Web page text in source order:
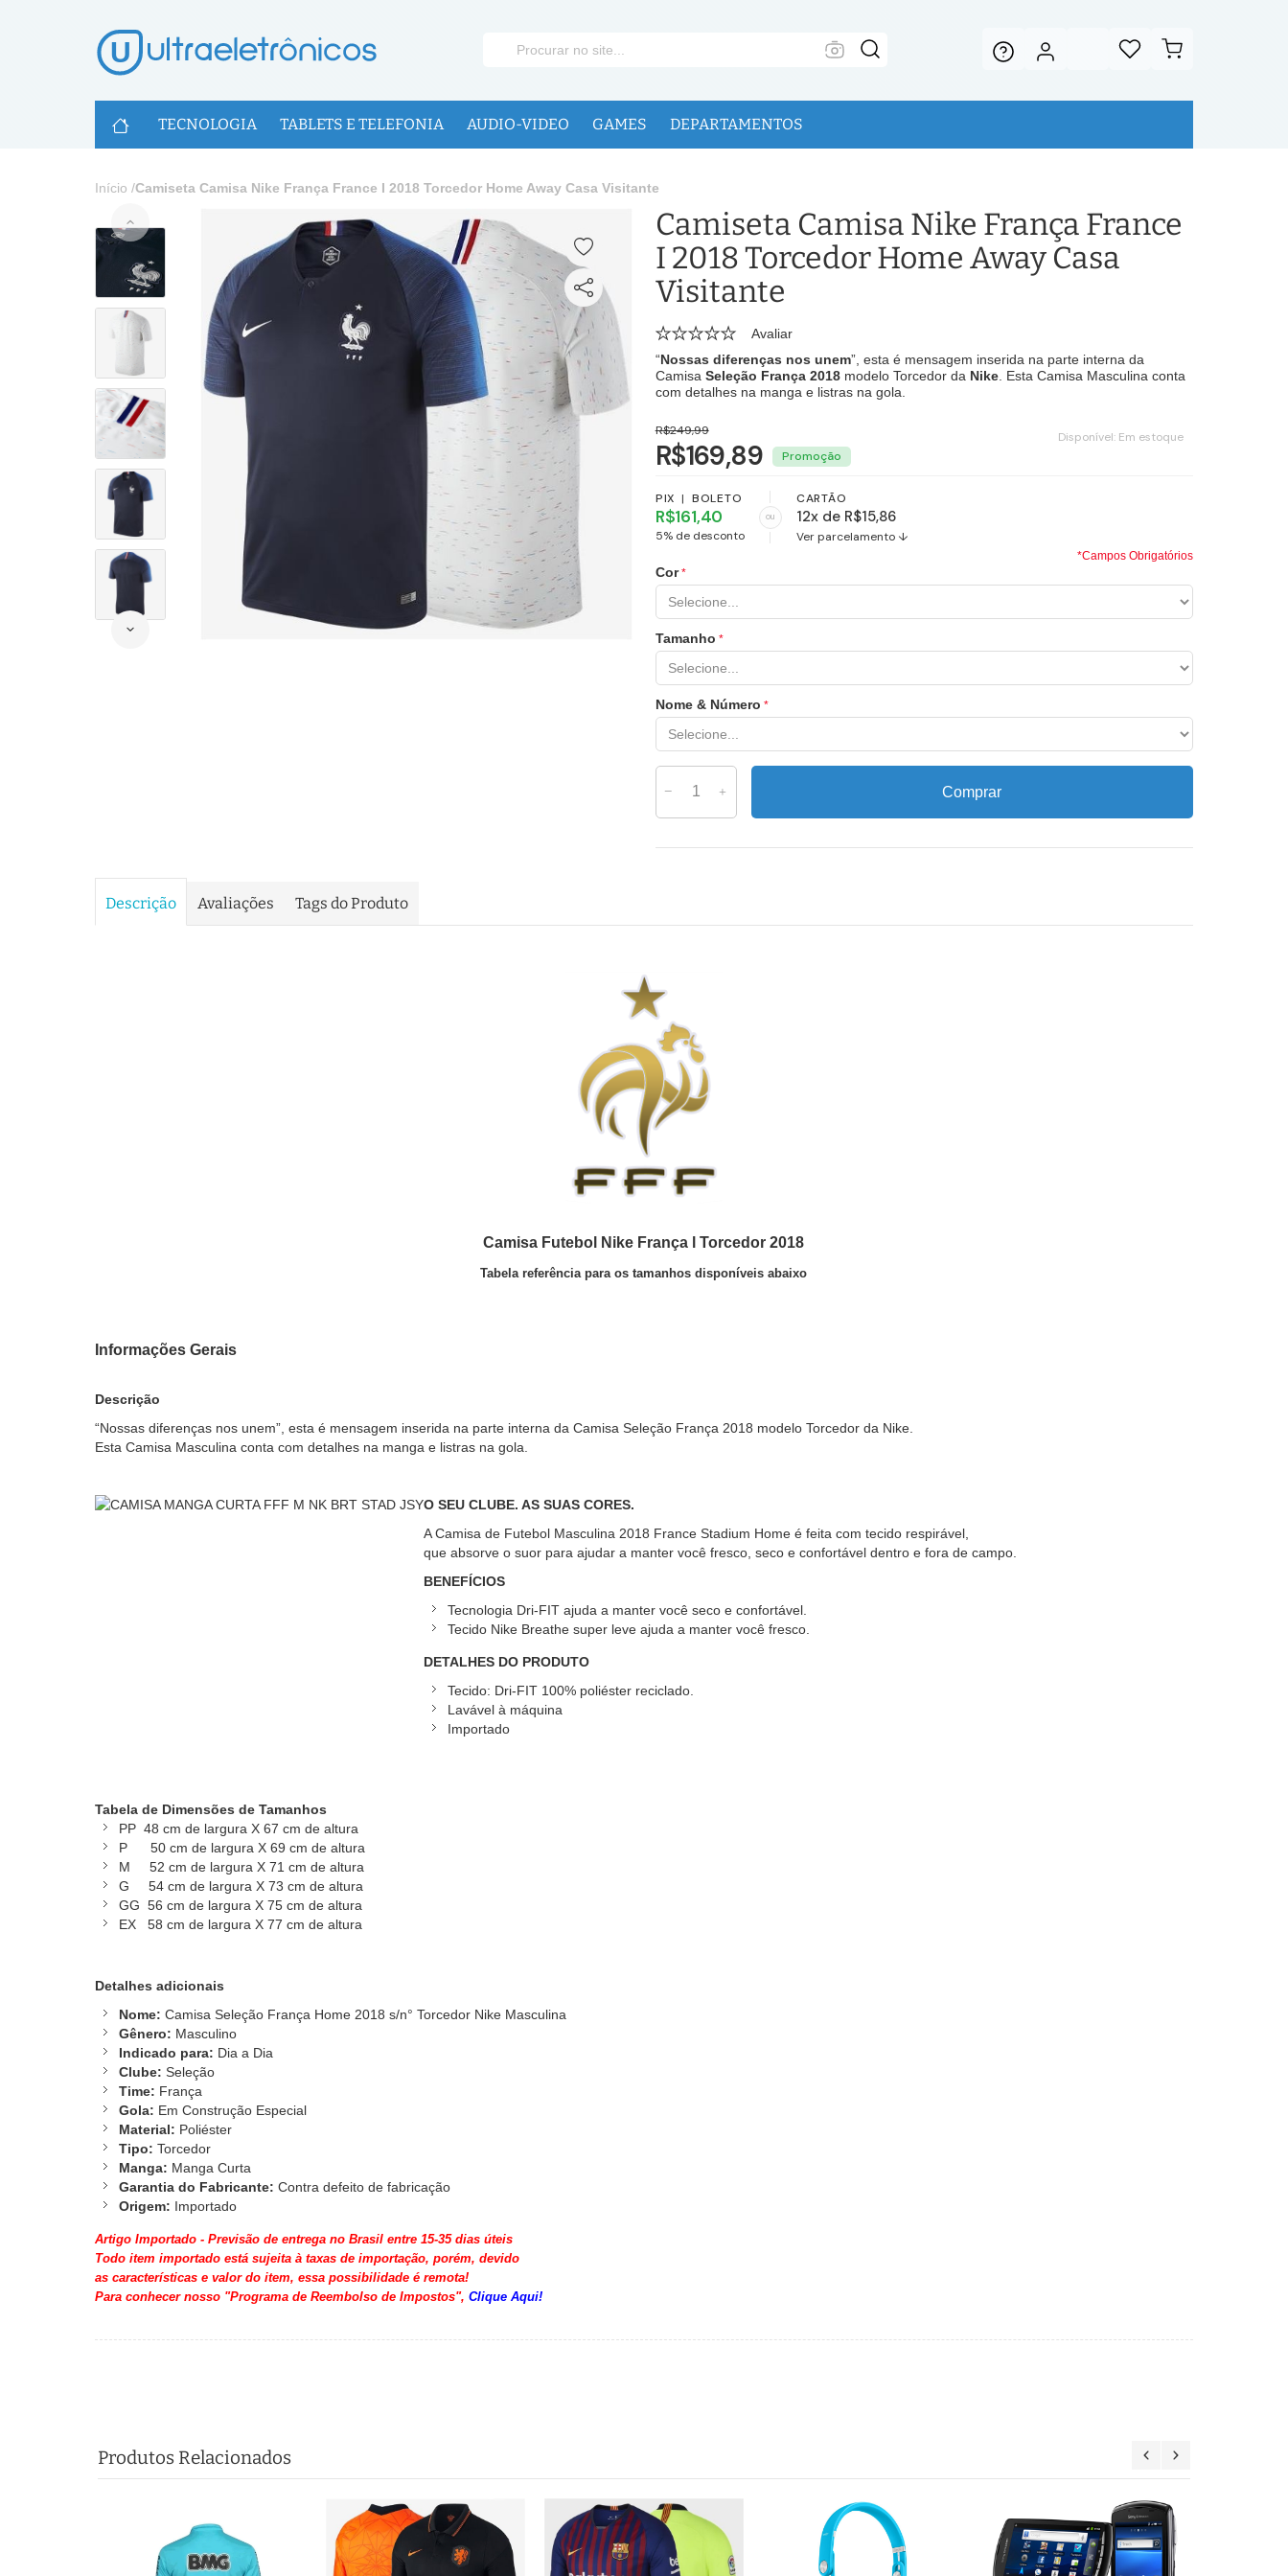
U
TECNOLOGIA TABLETS E TELEFONIA AUDIO-VIDEO GAMES DEPARTAMENTOS
Início /Camiseta Camisa Nike França France I 2018 Torcedor Home Away Casa Visitante
Camiseta Camisa Nike França France
I 2018 Torcedor Home Away Casa
Visitante
Avaliar
“Nossas diferenças nos unem”, esta é mensagem inserida na parte interna da
Camisa Seleção França 2018modelo Torcedor da Nike. Esta Camisa Masculina conta
com detalhes na manga e listras na gola.
Disponível: Em estoque
R$249,99
R$169,89
PIX | BOLETO
R$161,40
5% de desconto
ou
CARTÃO
12x de R$15,86
Ver parcelamento ↓
Cor
Tamanho
Nome & Número
*Campos Obrigatórios
Comprar
Descrição Avaliações Tags do Produto
Camisa Futebol Nike França l Torcedor 2018
Tabela referência para os tamanhos disponíveis abaixo
Informações Gerais
Descrição
“Nossas diferenças nos unem”, esta é mensagem inserida na parte interna da Camisa Seleção França 2018 modelo Torcedor da Nike.
Esta Camisa Masculina conta com detalhes na manga e listras na gola.
O SEU CLUBE. AS SUAS CORES.
A Camisa de Futebol Masculina 2018 France Stadium Home é feita com tecido respirável,
que absorve o suor para ajudar a manter você fresco, seco e confortável dentro e fora de campo.
BENEFÍCIOS
Tecnologia Dri-FIT ajuda a manter você seco e confortável.
Tecido Nike Breathe super leve ajuda a manter você fresco.
DETALHES DO PRODUTO
Tecido: Dri-FIT 100% poliéster reciclado.
Lavável à máquina
Importado
Tabela de Dimensões de Tamanhos
PP 48 cm de largura X 67 cm de altura
P 50 cm de largura X 69 cm de altura
M 52 cm de largura X 71 cm de altura
G 54 cm de largura X 73 cm de altura
GG 56 cm de largura X 75 cm de altura
EX 58 cm de largura X 77 cm de altura
Detalhes adicionais
Nome: Camisa Seleção França Home 2018 s/n° Torcedor Nike Masculina
Gênero: Masculino
Indicado para: Dia a Dia
Clube: Seleção
Time: França
Gola: Em Construção Especial
Material: Poliéster
Tipo: Torcedor
Manga: Manga Curta
Garantia do Fabricante: Contra defeito de fabricação
Origem: Importado
Artigo Importado - Previsão de entrega no Brasil entre 15-35 dias úteis
Todo item importado está sujeita à taxas de importação, porém, devido
as características e valor do item, essa possibilidade é remota!
Para conhecer nosso "Programa de Reembolso de Impostos",Clique Aqui!
Produtos Relacionados